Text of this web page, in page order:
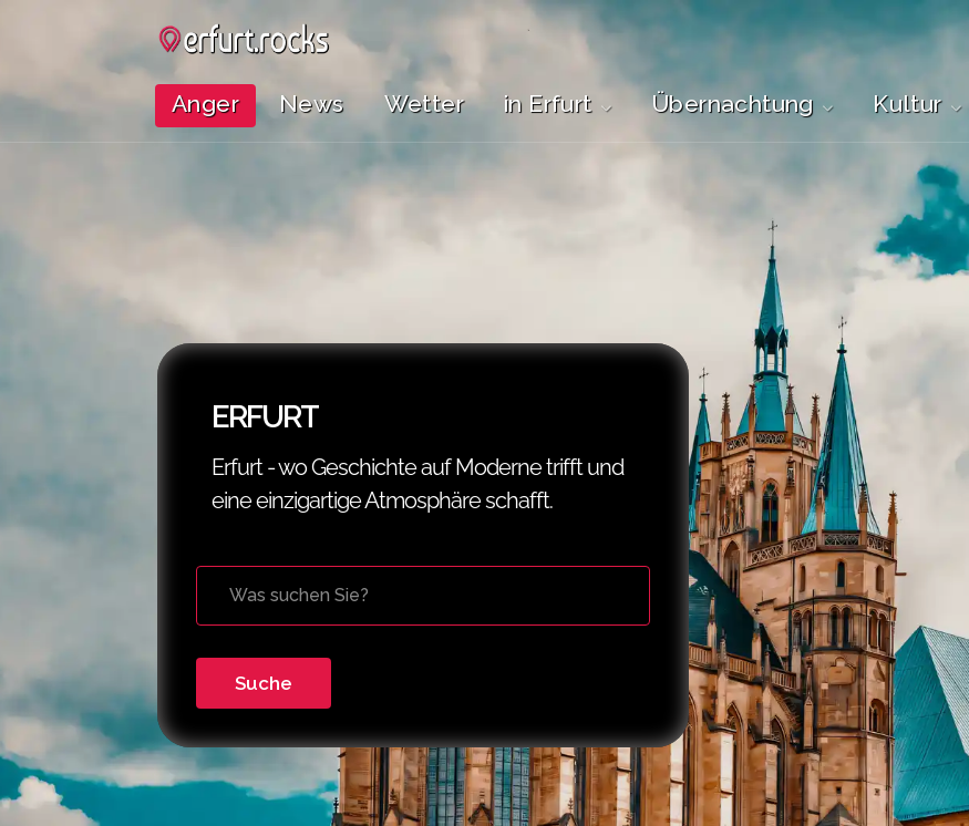
Anger News Wetter in Erfurt Übernachtung Kultur
ERFURT
Erfurt - wo Geschichte auf Moderne trifft und
eine einzigartige Atmosphäre schafft.
Suche